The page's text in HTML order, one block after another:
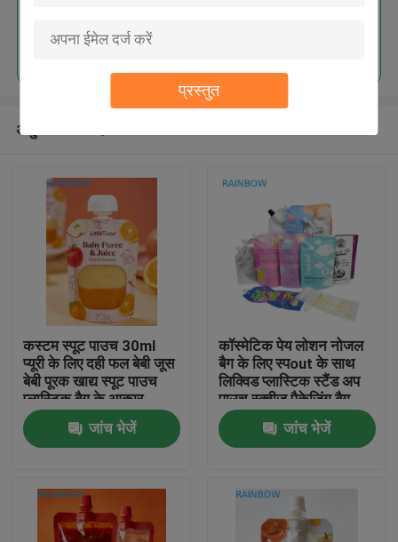
प्रस्तुत
घर
अनुशंसित उत्पाद
कस्टम स्पूट पाउच 30ml
प्यूरी के लिए दही फल बेबी जूस
बेबी पूरक खाद्य स्पूट पाउच
प्लास्टिक बैग के आकार
जांच भेजें
कॉस्मेटिक पेय लोशन नोजल
बैग के लिए स्पout के साथ
लिक्विड प्लास्टिक स्टैंड अप
पाउच स्क्वीज पैकेजिंग बैग
जांच भेजें